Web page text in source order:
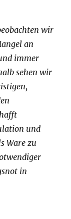
wir
an
immer
sehen wir
und
Ware zu
in